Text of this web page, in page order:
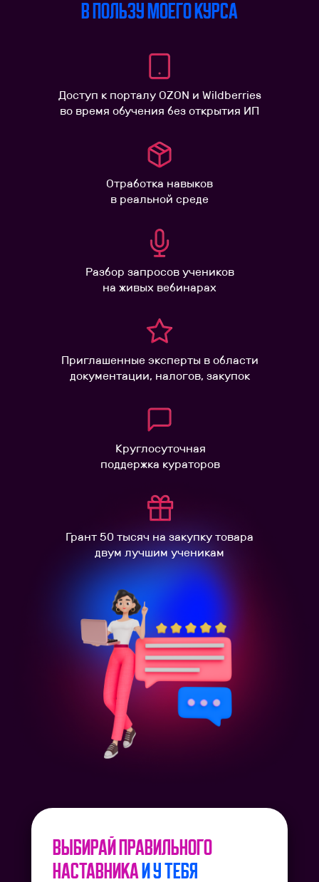
В ПОЛЬЗУ МОЕГО КУРСА
Доступ к порталу OZON и Wildberries
во время обучения без открытия ИП
Отработка навыков
в реальной среде
Разбор запросов учеников
на живых вебинарах
Приглашенные эксперты в области
документации, налогов, закупок
Круглосуточная
поддержка кураторов
Грант 50 тысяч на закупку товара
двум лучшим ученикам
ВЫБИРАЙ ПРАВИЛЬНОГО
НАСТАВНИКА И У ТЕБЯ
К концу курса многие ученики
возможность работать менеджерами
маркетплейса, зарекомендовав себя,
как квалифицированных специалистов